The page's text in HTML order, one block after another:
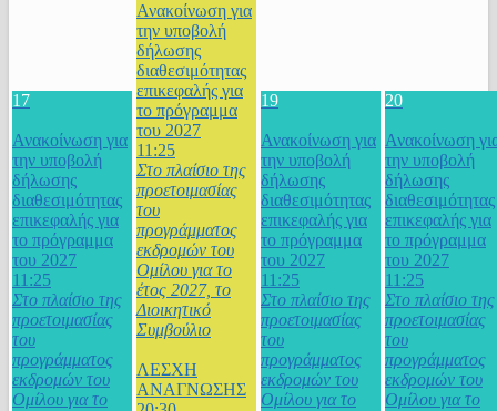
17
Ανακοίνωση για
την υποβολή
δήλωσης
διαθεσιμότητας
επικεφαλής για
το πρόγραμμα
του 2027
11:25
Στο πλαίσιο της
προετοιμασίας
του
προγράμματος
εκδρομών του
Ομίλου για το
Ανακοίνωση για
την υποβολή
δήλωσης
διαθεσιμότητας
επικεφαλής για
το πρόγραμμα
του 2027
11:25
Στο πλαίσιο της
προετοιμασίας
του
προγράμματος
εκδρομών του
Ομίλου για το
έτος 2027, το
Διοικητικό
Συμβούλιο
ΛΕΣΧΗ
ΑΝΑΓΝΩΣΗΣ
19
Ανακοίνωση για
την υποβολή
δήλωσης
διαθεσιμότητας
επικεφαλής για
το πρόγραμμα
του 2027
11:25
Στο πλαίσιο της
προετοιμασίας
του
προγράμματος
εκδρομών του
Ομίλου για το
20
Ανακοίνωση
την υποβολή
δήλωσης
διαθεσιμότητας
επικεφαλής για
το πρόγραμμα
του 2027
11:25
Στο πλαίσιο της
προετοιμασίας
του
προγράμματος
εκδρομών του
Ομίλου για το